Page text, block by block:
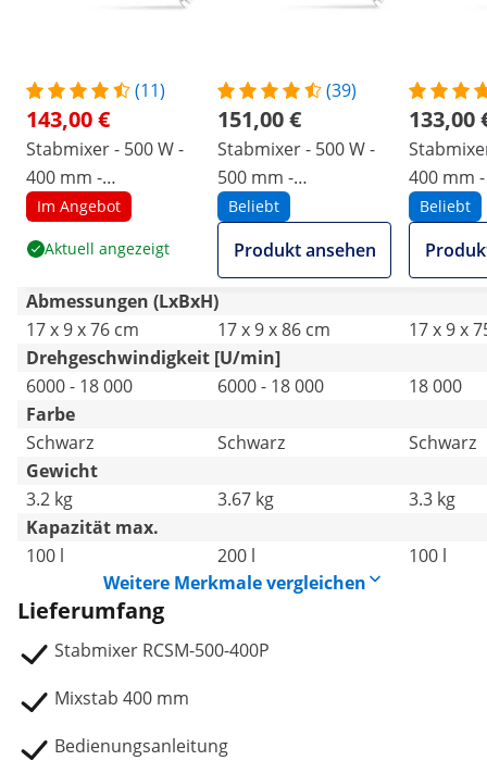
(11)
143,00 €
Stabmixer - 500 W -
400 mm -
einstellbare
6000 bis 18 000
U/min
Im Angebot
Aktuell angezeigt
(39)
151,00 €
Stabmixer - 500 W -
500 mm -
einstellbare
Geschwindigkeit -
6000 bis 18 000
Beliebt
Produkt ansehen
133,00
400 mm
U/min
Beliebt
Abmessungen (LxBxH)
17 x 9 x 76 cm
17 x 9 x 86 cm
17 x 9 x
Drehgeschwindigkeit [U/min]
6000 - 18 000
6000 - 18 000
18 000
Farbe
Schwarz
Schwarz
Schwarz
Gewicht
3.2 kg
3.67 kg
3.3 kg
Kapazität max.
100 l
200 l
100 l
Weitere Merkmale vergleichen
Lieferumfang
Stabmixer RCSM-500-400P
Mixstab 400 mm
Bedienungsanleitung